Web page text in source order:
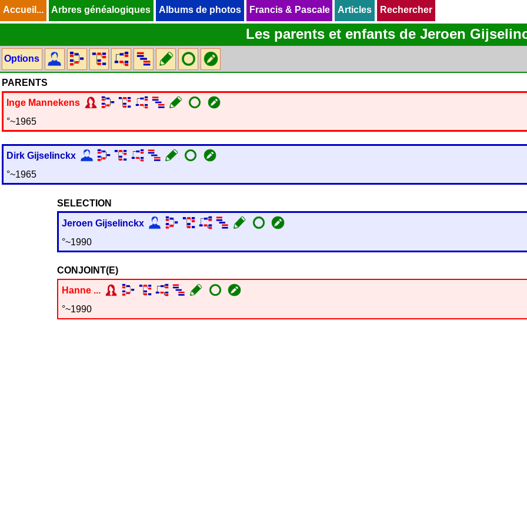
Accueil... Arbres généalogiques Albums de photos Francis & Pascale Articles Rechercher
Les parents et enfants de Jeroen
Options
PARENTS
Inge Mannekens
°~1965
Dirk Gijselinckx
°~1965
SELECTION
Jeroen Gijselinckx
°~1990
CONJOINT(E)
Hanne ...
°~1990
Accueil... Arbres généalogiques Albums de photos Francis & Pascale Articles Rechercher